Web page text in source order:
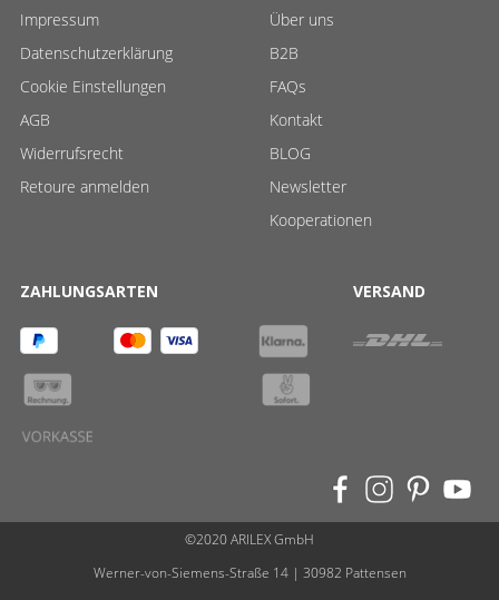
Impressum
Datenschutzerklärung
Cookie Einstellungen
AGB
Widerrufsrecht
Retoure anmelden
Über uns
B2B
FAQs
Kontakt
BLOG
Newsletter
Kooperationen
ZAHLUNGSARTEN VERSAND
©2020 ARILEX GmbH
Werner-von-Siemens-Straße 14 | 30982 Pattensen